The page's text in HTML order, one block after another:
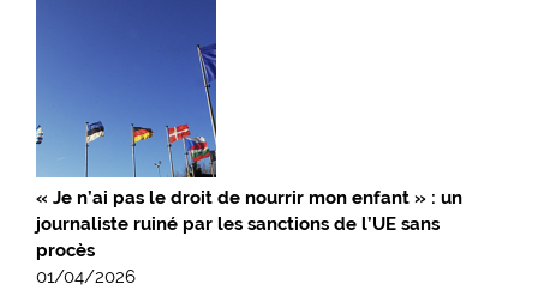
« Je n’ai pas le droit de nourrir mon enfant » : un
journaliste ruiné par les sanctions de l’UE sans
procès
01/04/2026